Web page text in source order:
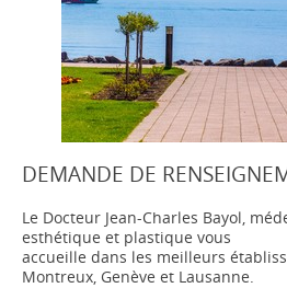
DEMANDE DE
Le Docteur Jean-Charles Bayol,
esthétique et plastique vous
accueille dans les meilleurs
Montreux, Genève et Lausanne.